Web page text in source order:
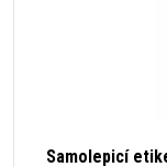
Samolepicí